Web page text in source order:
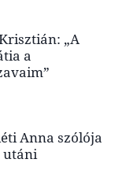
„A
a
Anna szólója
utáni